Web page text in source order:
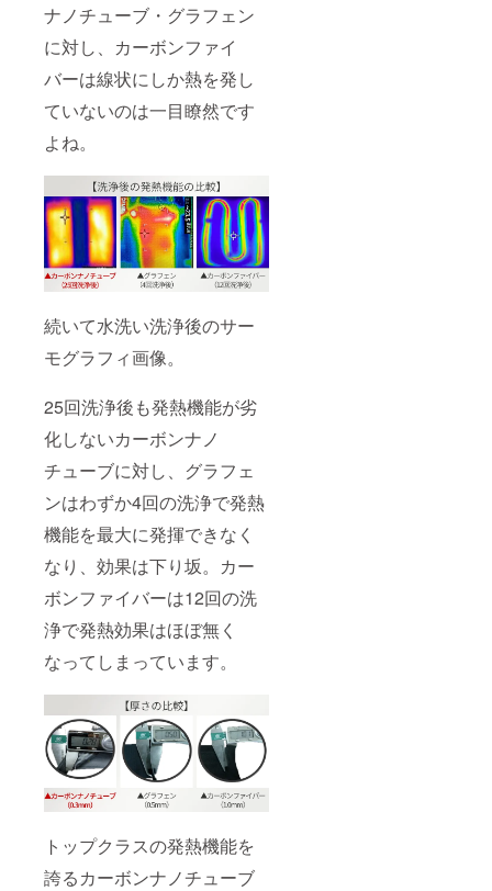
ナノチューブ・グラフェン
に対し、カーボンファイ
バーは線状にしか熱を発し
ていないのは一目瞭然です
よね。
続いて水洗い洗浄後のサー
モグラフィ画像。
25回洗浄後も発熱機能が劣
化しないカーボンナノ
チューブに対し、グラフェ
ンはわずか4回の洗浄で発熱
機能を最大に発揮できなく
なり、効果は下り坂。カー
ボンファイバーは12回の洗
浄で発熱効果はほぼ無く
なってしまっています。
トップクラスの発熱機能を
誇るカーボンナノチューブ